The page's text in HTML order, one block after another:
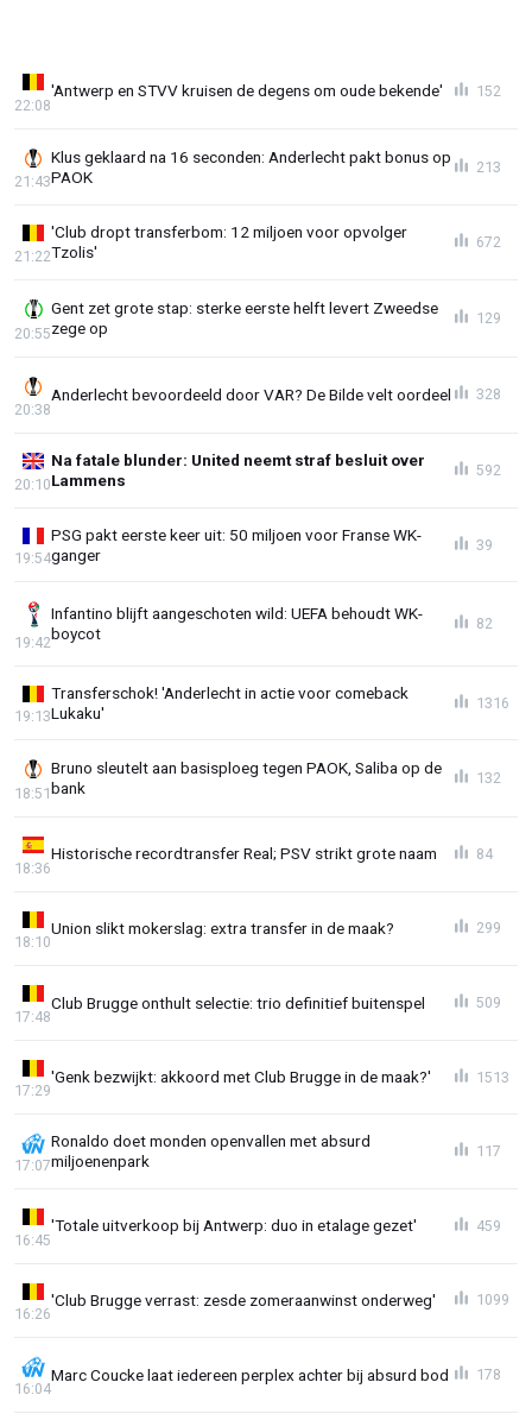
'Antwerp en STVV kruisen de degens om oude bekende'
22:08
152
Klus geklaard na 16 seconden: Anderlecht pakt bonus op
PAOK
21:43
213
'Club dropt transferbom: 12 miljoen voor opvolger
Tzolis'
21:22
672
Gent zet grote stap: sterke eerste helft levert Zweedse
zege op
20:55
129
Anderlecht bevoordeeld door VAR? De Bilde velt oordeel
20:38
328
Na fatale blunder: United neemt straf besluit over
Lammens
20:10
592
PSG pakt eerste keer uit: 50 miljoen voor Franse WK-
ganger
19:54
39
Infantino blijft aangeschoten wild: UEFA behoudt WK-
boycot
19:42
82
Transferschok! 'Anderlecht in actie voor comeback
Lukaku'
19:13
1316
Bruno sleutelt aan basisploeg tegen PAOK, Saliba op de
bank
18:51
132
Historische recordtransfer Real; PSV strikt grote naam
18:36
84
Union slikt mokerslag: extra transfer in de maak?
18:10
299
Club Brugge onthult selectie: trio definitief buitenspel
17:48
509
'Genk bezwijkt: akkoord met Club Brugge in de maak?'
17:29
1513
Ronaldo doet monden openvallen met absurd
miljoenenpark
17:07
117
'Totale uitverkoop bij Antwerp: duo in etalage gezet'
16:45
459
'Club Brugge verrast: zesde zomeraanwinst onderweg'
16:26
1099
Marc Coucke laat iedereen perplex achter bij absurd bod
16:04
178